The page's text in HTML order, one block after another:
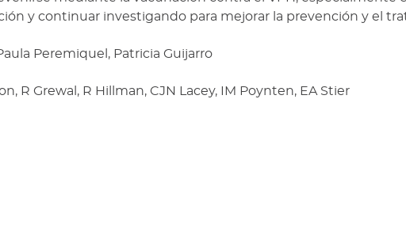
y continuar investigando para mejorar la prevención y el
Peremiquel, Patricia Guijarro
R Grewal, R Hillman, CJN Lacey, IM Poynten, EA Stier